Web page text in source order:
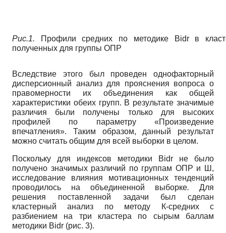
Рис.1. Профили средних по методике Bidr в
полученных для группы ОПР
Вследствие этого был проведен однофакторный
дисперсионный анализ для прояснения вопроса о
правомерности их объединения как общей
характеристики обеих групп. В результате значимые
различия были получены только для высоких
профилей по параметру «Произведение
впечатления». Таким образом, данный результат
можно считать общим для всей выборки в целом.
Поскольку для индексов методики Bidr не было
получено значимых различий по группам ОПР и Ш,
исследование влияния мотивационных тенденций
проводилось на объединенной выборке. Для
решения поставленной задачи был сделан
кластерный анализ по методу К-средних с
разбиением на три кластера по сырым баллам
методики Bidr (рис. 3).